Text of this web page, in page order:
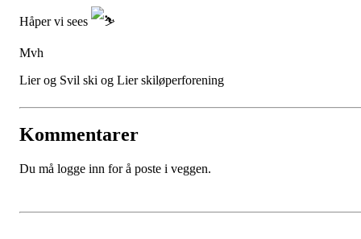
Håper vi sees
Mvh
Lier og Svil ski og Lier skiløperforening
Kommentarer
Du må logge inn for å poste i veggen.